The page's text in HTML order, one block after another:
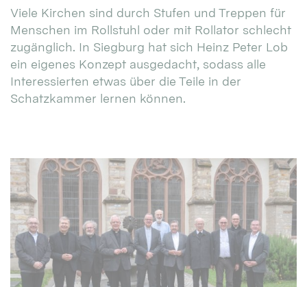
Viele Kirchen sind durch Stufen und Treppen für
Menschen im Rollstuhl oder mit Rollator schlecht
zugänglich. In Siegburg hat sich Heinz Peter Lob
ein eigenes Konzept ausgedacht, sodass alle
Interessierten etwas über die Teile in der
Schatzkammer lernen können.